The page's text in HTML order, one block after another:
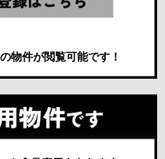
物件が閲覧可能です！